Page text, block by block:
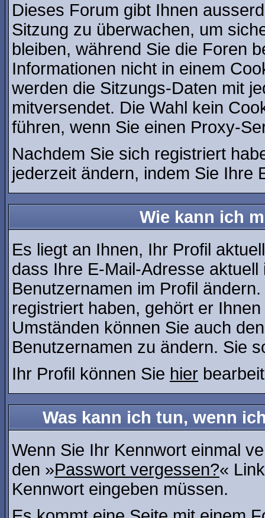
Dieses Forum gibt Ihnen
Sitzung zu überwachen, um
bleiben, während Sie die Foren
Informationen nicht in einem
werden die Sitzungs-Daten mit
mitversendet. Die Wahl kein
führen, wenn Sie einen Proxy-
Nachdem Sie sich registriert
jederzeit ändern, indem Sie Ihre
Wie kann ich
Es liegt an Ihnen, Ihr Profil
dass Ihre E-Mail-Adresse
Benutzernamen im Profil
registriert haben, gehört er
Umständen können Sie auch
Benutzernamen zu ändern. Sie
Ihr Profil können Sie hier
Was kann ich tun, wenn
Wenn Sie Ihr Kennwort einmal
den »Passwort vergessen?«
Kennwort eingeben müssen.